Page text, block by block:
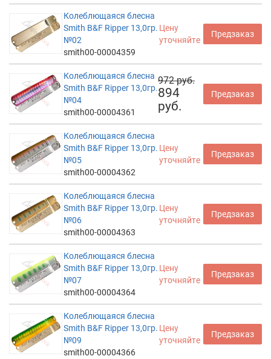
Колеблющаяся блесна
Smith B&F Ripper 13,0гр.
№02
smith00-00004359
Цену
уточняйте
Предзаказ
Колеблющаяся блесна
Smith B&F Ripper 13,0гр.
№04
smith00-00004361
972 руб.
894
руб.
Предзаказ
Колеблющаяся блесна
Smith B&F Ripper 13,0гр.
№05
smith00-00004362
Цену
уточняйте
Предзаказ
Колеблющаяся блесна
Smith B&F Ripper 13,0гр.
№06
smith00-00004363
Цену
уточняйте
Предзаказ
Колеблющаяся блесна
Smith B&F Ripper 13,0гр.
№07
smith00-00004364
Цену
уточняйте
Предзаказ
Колеблющаяся блесна
Smith B&F Ripper 13,0гр.
№09
smith00-00004366
Цену
уточняйте
Предзаказ